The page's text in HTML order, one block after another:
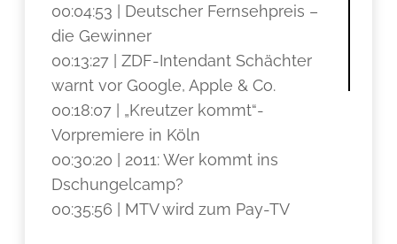
00:04:53 | Deutscher Fernsehpreis –
die Gewinner
00:13:27 | ZDF-Intendant Schächter
warnt vor Google, Apple & Co.
00:18:07 | „Kreutzer kommt“-
Vorpremiere in Köln
00:30:20 | 2011: Wer kommt ins
Dschungelcamp?
00:35:56 | MTV wird zum Pay-TV